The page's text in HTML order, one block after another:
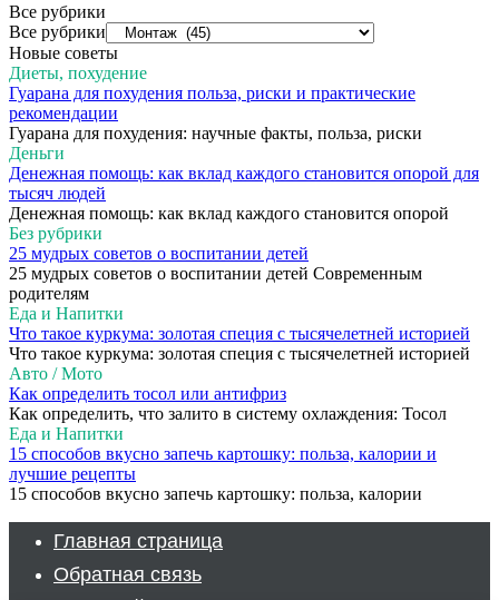
Все рубрики
Все рубрики
Новые советы
Диеты, похудение
Гуарана для похудения польза, риски и практические
рекомендации
Гуарана для похудения: научные факты, польза, риски
Деньги
Денежная помощь: как вклад каждого становится опорой для
тысяч людей
Денежная помощь: как вклад каждого становится опорой
Без рубрики
25 мудрых советов о воспитании детей
25 мудрых советов о воспитании детей Современным
родителям
Еда и Напитки
Что такое куркума: золотая специя с тысячелетней историей
Что такое куркума: золотая специя с тысячелетней историей
Авто / Мото
Как определить тосол или антифриз
Как определить, что залито в систему охлаждения: Тосол
Еда и Напитки
15 способов вкусно запечь картошку: польза, калории и
лучшие рецепты
15 способов вкусно запечь картошку: польза, калории
Главная страница
Обратная связь